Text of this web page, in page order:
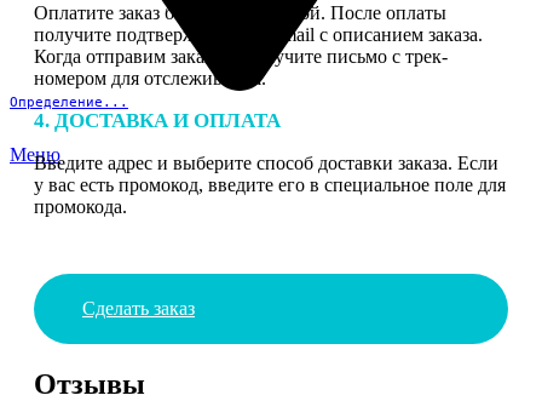
Определение...
Меню
Оплатите заказ банковской картой. После оплаты
получите подтверждение на email с описанием заказа.
Когда отправим заказ вы получите письмо с трек-
номером для отслеживания.
4. ДОСТАВКА И ОПЛАТА
Введите адрес и выберите способ доставки заказа. Если
у вас есть промокод, введите его в специальное поле для
промокода.
Сделать заказ
Отзывы